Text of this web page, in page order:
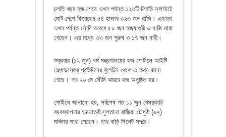
চলতি বছর হজ শেষে এখন পর্যন্ত ১২৩টি ফিরতি ফ্লাইটে
মোট দেশে ফিরেছেন ৫৪ হাজার ৩২৩ জন হাজি। এছাড়া
এখন পর্যন্ত সৌদি আরবে ৫০ জন হজযাত্রী ও হাজি মারা
গেছেন। এর মধ্যে ৩৩ জন পুরুষ ও ১৭ জন নারী।
শুক্রবার (১২ জুন) ধর্ম মন্ত্রণালয়ের হজ পোর্টালে আইটি
হেল্পডেস্কের প্রতিদিনের বুলেটিন থেকে এ তথ্য জানা
গেছে। গত ২৬ মে সৌদি আরবে হজ অনুষ্ঠিত হয়।
পোর্টালে জানানো হয়, সর্বশেষ গত ১১ জুন বেসরকারি
ব্যবস্থাপনার হজযাত্রী সুলতানা রাজিয়া চৌধুরী (৬৭)
মদিনায় মারা গেছেন। তার বাড়ি সিলেট সদরে।